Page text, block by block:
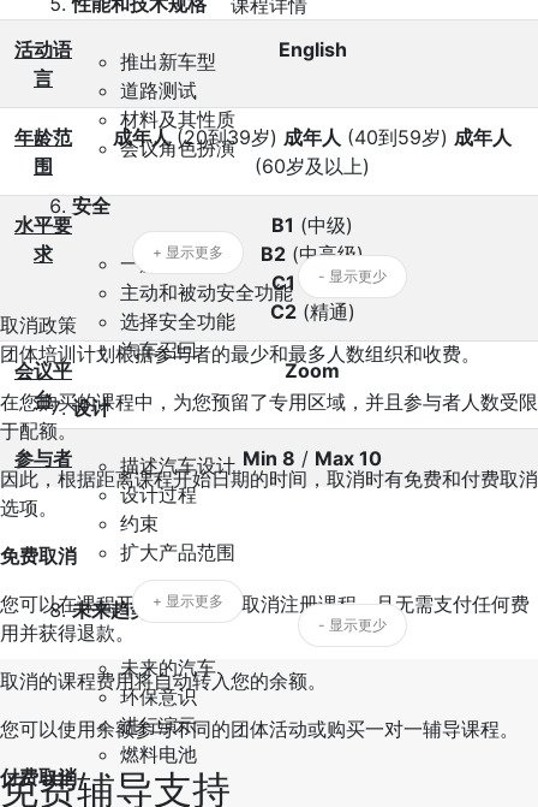
推出新车型
道路测试
材料及其性质
会议角色扮演
安全
一篇杂志文章
主动和被动安全功能
选择安全功能
汽车召回
设计
描述汽车设计
设计过程
约束
扩大产品范围
未来趋势
未来的汽车
环保意识
进行演示
燃料电池
活动语
言
English
年龄范
围
成年人(20到39岁) 成年人 (40到59岁) 成年人
(60岁及以上)
水平要
求
B1 (中级)
B2 (中高级)
C1 (高级)
C2(精通)
会议平
台
Zoom
参与者 Min 8 / Max 10
+ 显示更多
- 显示更少
取消政策
团体培训计划根据参与者的最少和最多人数组织和收费。
在您购买的课程中，为您预留了专用区域，并且参与者人数受限
于配额。
因此，根据距离课程开始日期的时间，取消时有免费和付费取消
选项。
免费取消
您可以在课程开始日期前7天取消注册课程，且无需支付任何费
用并获得退款。
取消的课程费用将自动转入您的余额。
您可以使用余额参与不同的团体活动或购买一对一辅导课程。
付费取消
+ 显示更多
- 显示更少
免费辅导支持